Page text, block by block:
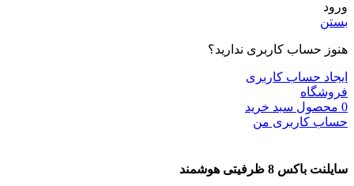
ورود
بستن
هنوز حساب کاربری ندارید؟
ایجاد حساب کاربری
فروشگاه
0 محصول سبد خرید
حساب کاربری من
سایلنت باکس 8 ظرفیتی هوشمند